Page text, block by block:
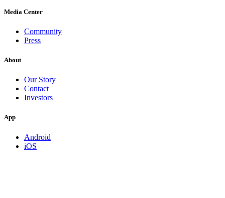
Media Center
Community
Press
About
Our Story
Contact
Investors
App
Android
iOS